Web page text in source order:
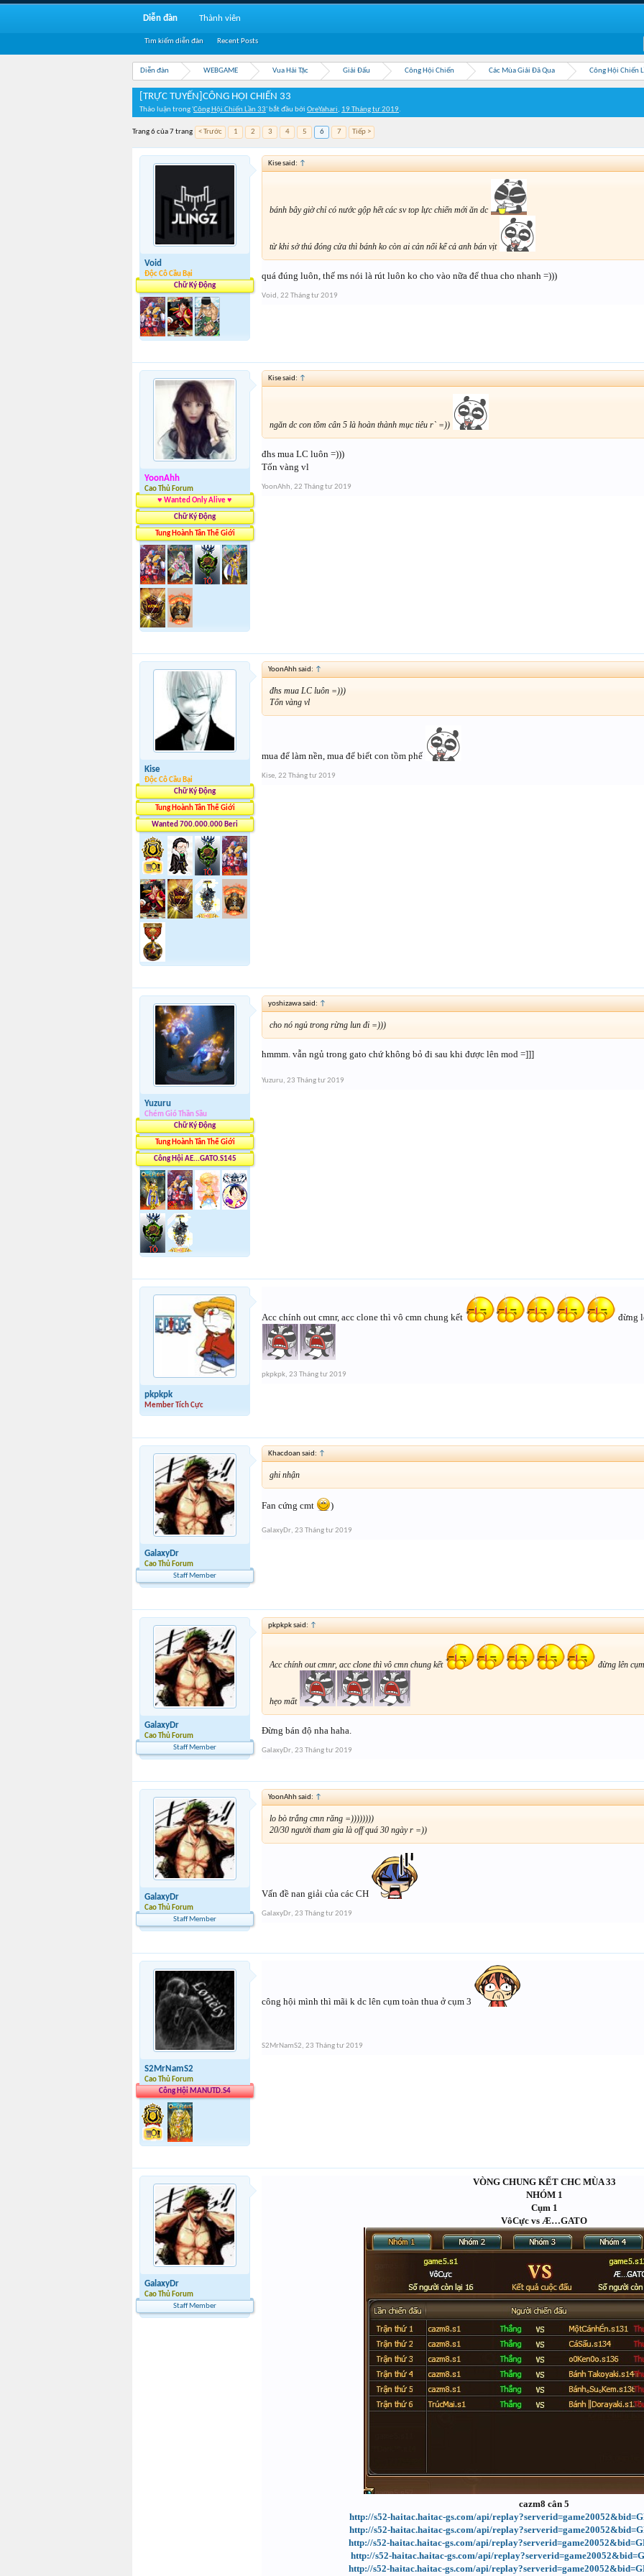
Diễn đàn WEBGAME Vua Hải Tặc Giải Đấu Công Hội Chiến Các Mùa Giải Đã Qua Công Hội Chiến
[TRỰC TUYẾN]CÔNG HỘI CHIẾN 33
Thảo luận trong 'Công Hội Chiến Lần 33' bắt đầu bởi OreYahari, 19 Tháng tư 2019.
Trang 6 của 7 trang < Trước 1 2 3 4 5 6 7 Tiếp >
Void
Độc Cô Cầu Bại
Chữ Ký Động
Kise said: ↑
bánh bây giờ chỉ có nước gộp hết các sv top lực chiến mới ăn dc
từ khi sở thú đóng cửa thì bánh ko còn ai cản nổi kể cả anh bán vịt
quá đúng luôn, thế ms nói là rút luôn ko cho vào nữa để thua cho nhanh =)))
Void, 22 Tháng tư 2019
YoonAhh
Cao Thủ Forum
♥ Wanted Only Alive ♥
Chữ Ký Động
Tung Hoành Tân Thế Giới
Kise said: ↑
ngăn dc con tồm cân 5 là hoàn thành mục tiêu r` =))
đhs mua LC luôn =)))
Tốn vàng vl
YoonAhh, 22 Tháng tư 2019
Kise
Độc Cô Cầu Bại
Chữ Ký Động
Tung Hoành Tân Thế Giới
Wanted 700.000.000 Beri
YoonAhh said: ↑
đhs mua LC luôn =)))
Tốn vàng vl
mua để làm nền, mua để biết con tồm phế
Kise, 22 Tháng tư 2019
Yuzuru
Chém Gió Thần Sầu
Chữ Ký Động
Tung Hoành Tân Thế Giới
Công Hội AE...GATO.S145
yoshizawa said: ↑
cho nó ngủ trong rừng lun đi =)))
hmmm. vẫn ngủ trong gato chứ không bỏ đi sau khi được lên mod =]]]
Yuzuru, 23 Tháng tư 2019
pkpkpk
Member Tích Cực
Acc chính out cmnr, acc clone thì vô cmn chung kết đừng
pkpkpk, 23 Tháng tư 2019
GalaxyDr
Cao Thủ Forum
Staff Member
Khacdoan said: ↑
ghi nhận
Fan cứng cmt )
GalaxyDr, 23 Tháng tư 2019
GalaxyDr
Cao Thủ Forum
Staff Member
pkpkpk said: ↑
Acc chính out cmnr, acc clone thì vô cmn chung kết đừng lên
hẹo mất
Đừng bán độ nha haha.
GalaxyDr, 23 Tháng tư 2019
GalaxyDr
Cao Thủ Forum
Staff Member
YoonAhh said: ↑
lo bò trắng cmn răng =))))))))
20/30 người tham gia là off quá 30 ngày r =))
Vấn đề nan giải của các CH
GalaxyDr, 23 Tháng tư 2019
S2MrNamS2
Cao Thủ Forum
Công Hội MANUTD.S4
công hội mình thì mãi k dc lên cụm toàn thua ở cụm 3
S2MrNamS2, 23 Tháng tư 2019
GalaxyDr
Cao Thủ Forum
Staff Member
VÒNG CHUNG KẾT CHC MÙA 33
NHÓM 1
Cụm 1
VôCực vs Æ…GATO
cazm8 cân 5
http://s52-haitac.haitac-gs.com/api/
http://s52-haitac.haitac-gs.com/api/
http://s52-haitac.haitac-gs.com/api/
http://s52-haitac.haitac-gs.com/api/
http://s52-haitac.haitac-gs.com/api/
Diễn đàn
Tìm kiếm diễn đàn Recent Posts
Thành viên